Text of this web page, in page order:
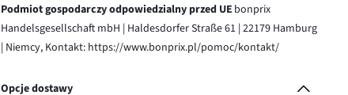
Podmiot gospodarczy odpowiedzialny przed UE bonprix
Handelsgesellschaft mbH | Haldesdorfer Straße 61 | 22179 Hamburg
| Niemcy, Kontakt: https://www.bonprix.pl/pomoc/kontakt/
Opcje dostawy